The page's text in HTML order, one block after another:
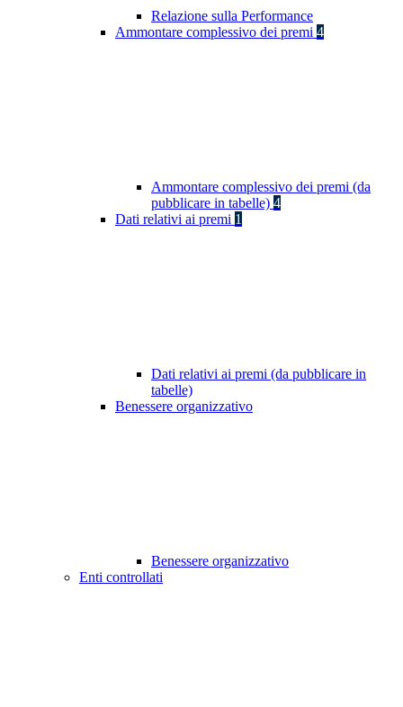
Relazione sulla Performance
Ammontare complessivo dei premi 4
Ammontare complessivo dei premi (da
pubblicare in tabelle) 4
Dati relativi ai premi 1
Dati relativi ai premi (da pubblicare in
tabelle)
Benessere organizzativo
Benessere organizzativo
Enti controllati